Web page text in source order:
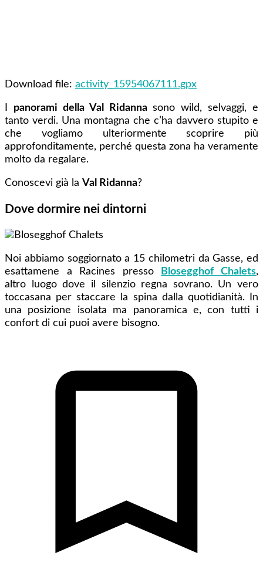
Download file: activity_15954067111.gpx
panorami della Val Ridannasono wild, selvaggi, e
tanto verdi. Una montagna che c’ha davvero stupito e
che vogliamo ulteriormente scoprire più
approfonditamente, perché questa zona ha veramente
molto da regalare.
Conoscevi già la Val Ridanna?
Dove dormire nei dintorni
Noi abbiamo soggiornato a 15 chilometri da Gasse, ed
esattamene a Racines presso
Blosegghof Chalets,
altro luogo dove il silenzio regna sovrano. Un vero
toccasana per staccare la spina dalla quotidianità. In
una posizione isolata ma panoramica e, con tutti i
confort di cui puoi avere bisogno.